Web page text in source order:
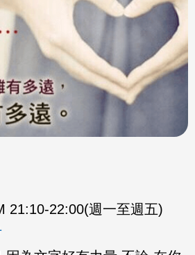
21:10-22:00(週一至週五)